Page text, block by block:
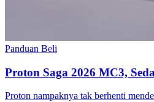
Panduan Beli
Proton Saga 2026 MC3,
Proton nampaknya tak berhenti